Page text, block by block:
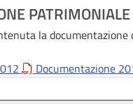
PATRIMONIALE
la
Documentazione